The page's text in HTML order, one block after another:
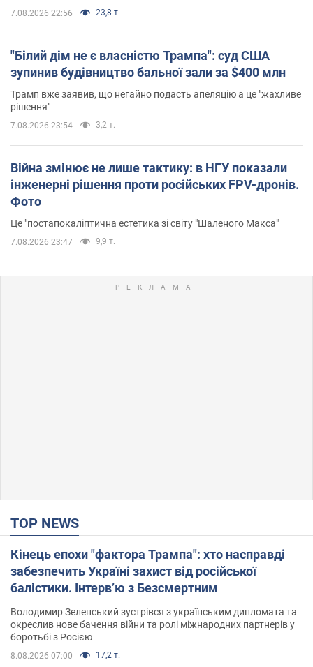
7.08.2026 22:56 23,8 т.
"Білий дім не є власністю Трампа": суд США
зупинив будівництво бальної зали за $400 млн
Трамп вже заявив, що негайно подасть апеляцію а це "жахливе
рішення"
7.08.2026 23:54 3,2 т.
Війна змінює не лише тактику: в НГУ показали
інженерні рішення проти російських FPV-дронів.
Фото
Це "постапокаліптична естетика зі світу "Шаленого Макса"
7.08.2026 23:47 9,9 т.
TOP NEWS
Кінець епохи "фактора Трампа": хто насправді
забезпечить Україні захист від російської
балістики. Інтерв’ю з Безсмертним
Володимир Зеленський зустрівся з українським дипломата та
окреслив нове бачення війни та ролі міжнародних партнерів у
боротьбі з Росією
8.08.2026 07:00 17,2 т.